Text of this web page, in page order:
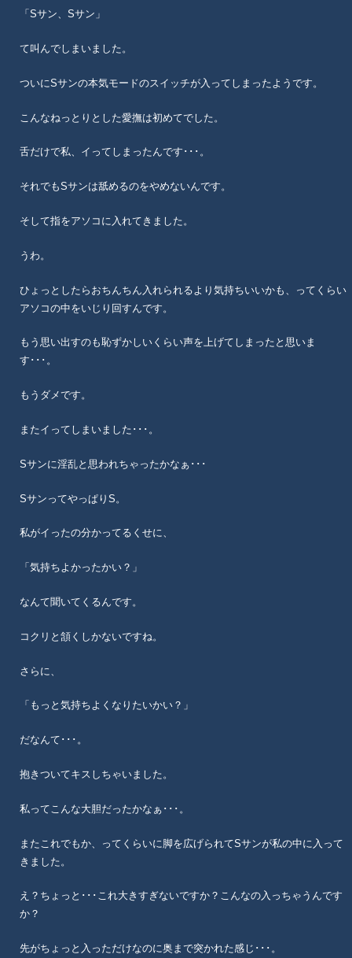
「Sサン、Sサン」
て叫んでしまいました。
ついにSサンの本気モードのスイッチが入ってしまったようです。
こんなねっとりとした愛撫は初めてでした。
舌だけで私、イってしまったんです･･･。
それでもSサンは舐めるのをやめないんです。
そして指をアソコに入れてきました。
うわ。
ひょっとしたらおちんちん入れられるより気持ちいいかも、ってくらい
アソコの中をいじり回すんです。
もう思い出すのも恥ずかしいくらい声を上げてしまったと思いま
す･･･。
もうダメです。
またイってしまいました･･･。
Sサンに淫乱と思われちゃったかなぁ･･･
SサンってやっぱりS。
私がイったの分かってるくせに、
「気持ちよかったかい？」
なんて聞いてくるんです。
コクリと頷くしかないですね。
さらに、
「もっと気持ちよくなりたいかい？」
だなんて･･･。
抱きついてキスしちゃいました。
私ってこんな大胆だったかなぁ･･･。
またこれでもか、ってくらいに脚を広げられてSサンが私の中に入って
きました。
え？ちょっと･･･これ大きすぎないですか？こんなの入っちゃうんです
か？
先がちょっと入っただけなのに奥まで突かれた感じ･･･。